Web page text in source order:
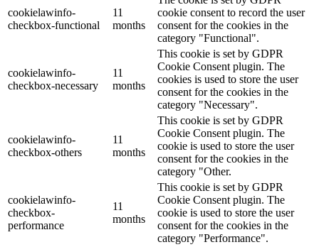
cookielawinfo-
checkbox-functional
11
months
cookie consent to record the user
consent for the cookies in the
category "Functional".
cookielawinfo-
checkbox-necessary
11
months
This cookie is set by GDPR
Cookie Consent plugin. The
cookies is used to store the user
consent for the cookies in the
category "Necessary".
cookielawinfo-
checkbox-others
11
months
This cookie is set by GDPR
Cookie Consent plugin. The
cookie is used to store the user
consent for the cookies in the
category "Other.
cookielawinfo-
checkbox-
performance
11
months
This cookie is set by GDPR
Cookie Consent plugin. The
cookie is used to store the user
consent for the cookies in the
category "Performance".